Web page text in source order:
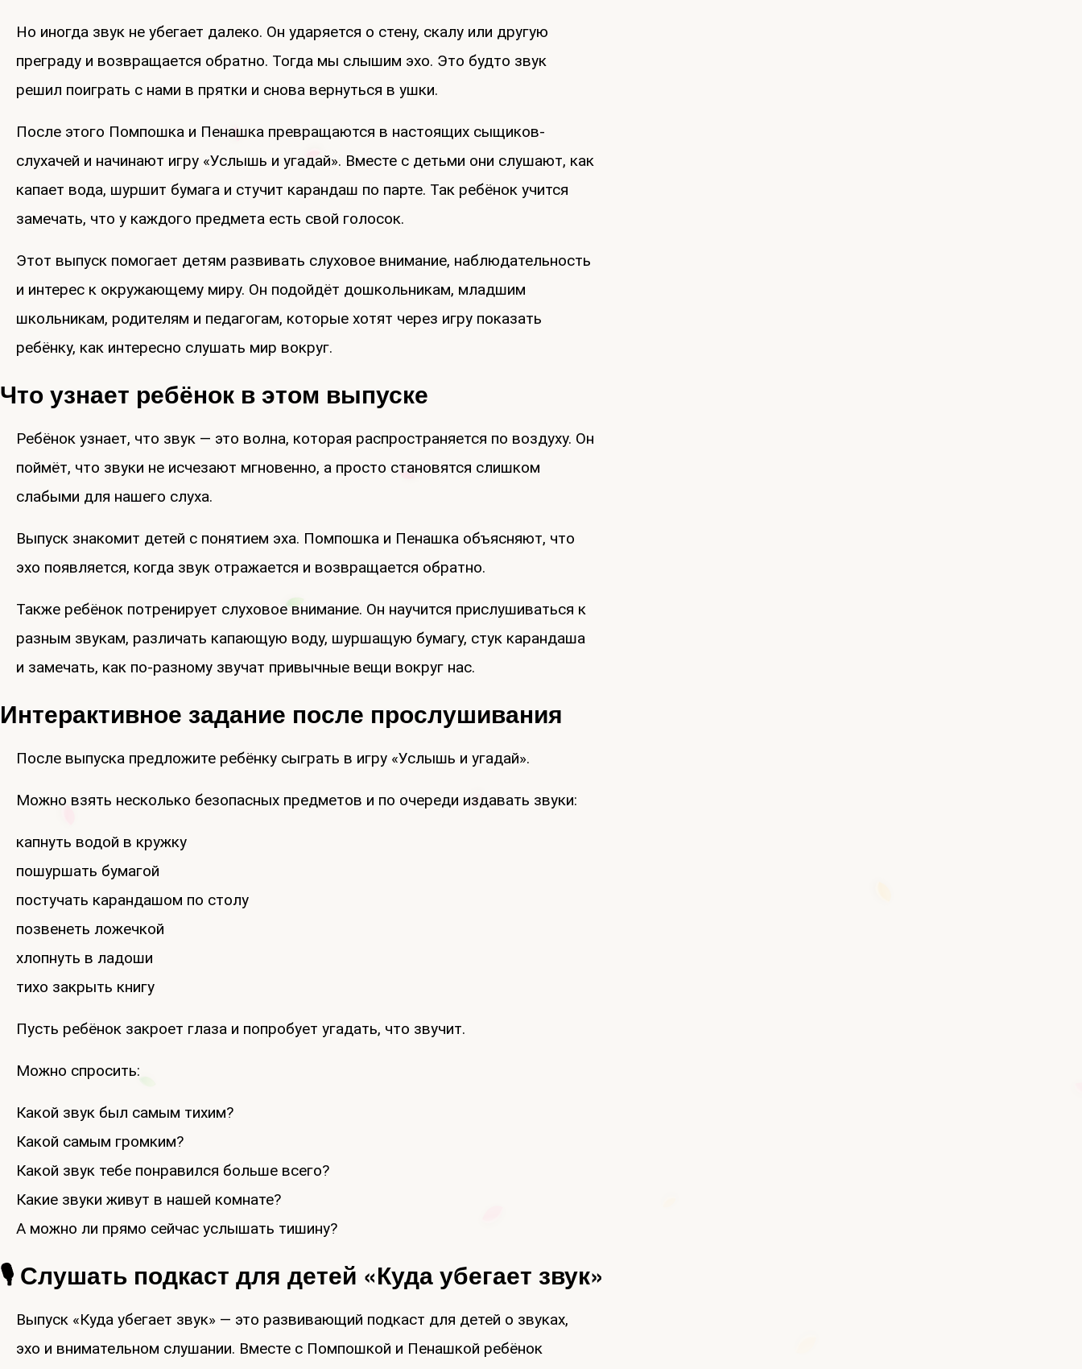
Но иногда звук не убегает далеко. Он ударяется о стену, скалу или другую
преграду и возвращается обратно. Тогда мы слышим эхо. Это будто звук
решил поиграть с нами в прятки и снова вернуться в ушки.
После этого Помпошка и Пенашка превращаются в настоящих сыщиков-
слухачей и начинают игру «Услышь и угадай». Вместе с детьми они слушают, как
капает вода, шуршит бумага и стучит карандаш по парте. Так ребёнок учится
замечать, что у каждого предмета есть свой голосок.
Этот выпуск помогает детям развивать слуховое внимание, наблюдательность
и интерес к окружающему миру. Он подойдёт дошкольникам, младшим
школьникам, родителям и педагогам, которые хотят через игру показать
ребёнку, как интересно слушать мир вокруг.
Что узнает ребёнок в этом выпуске
Ребёнок узнает, что звук — это волна, которая распространяется по воздуху. Он
поймёт, что звуки не исчезают мгновенно, а просто становятся слишком
слабыми для нашего слуха.
Выпуск знакомит детей с понятием эха. Помпошка и Пенашка объясняют, что
эхо появляется, когда звук отражается и возвращается обратно.
Также ребёнок потренирует слуховое внимание. Он научится прислушиваться к
разным звукам, различать капающую воду, шуршащую бумагу, стук карандаша
и замечать, как по-разному звучат привычные вещи вокруг нас.
Интерактивное задание после прослушивания
После выпуска предложите ребёнку сыграть в игру «Услышь и угадай».
Можно взять несколько безопасных предметов и по очереди издавать звуки:
капнуть водой в кружку
пошуршать бумагой
постучать карандашом по столу
позвенеть ложечкой
хлопнуть в ладоши
тихо закрыть книгу
Пусть ребёнок закроет глаза и попробует угадать, что звучит.
Можно спросить:
Какой звук был самым тихим?
Какой самым громким?
Какой звук тебе понравился больше всего?
Какие звуки живут в нашей комнате?
А можно ли прямо сейчас услышать тишину?
🎙 Слушать подкаст для детей «Куда убегает звук»
Выпуск «Куда убегает звук» — это развивающий подкаст для детей о звуках,
эхо и внимательном слушании. Вместе с Помпошкой и Пенашкой ребёнок